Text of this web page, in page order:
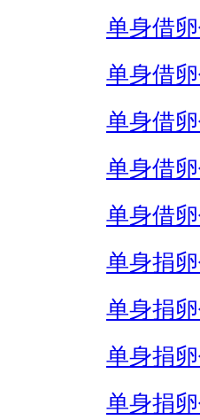
单身借
单身借
单身借
单身借
单身借
单身捐
单身捐
单身捐
单身捐